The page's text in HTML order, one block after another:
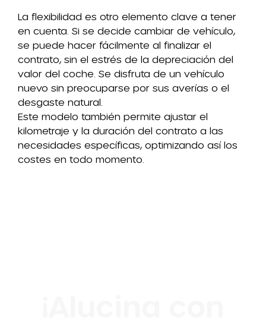
La flexibilidad es otro elemento clave a tener
en cuenta. Si se decide cambiar de vehículo,
se puede hacer fácilmente al finalizar el
contrato, sin el estrés de la depreciación del
valor del coche. Se disfruta de un vehículo
nuevo sin preocuparse por sus averías o el
desgaste natural.
Este modelo también permite ajustar el
kilometraje y la duración del contrato a las
necesidades específicas, optimizando así los
costes en todo momento.